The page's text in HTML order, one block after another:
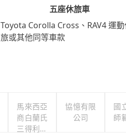
五座休旅車
Toyota Corolla Cross、RAV4 運
旅或其他同等車款
馬來西亞
商白蘭氏
三得利股
協憶有限
公司
國
師